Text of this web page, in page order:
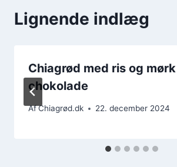
Lignende indlæg
Chiagrød med ris og mørk
chokolade
AfChiagrød.dk 22. december 2024